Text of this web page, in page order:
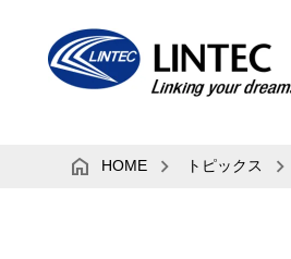
HOME トピックス